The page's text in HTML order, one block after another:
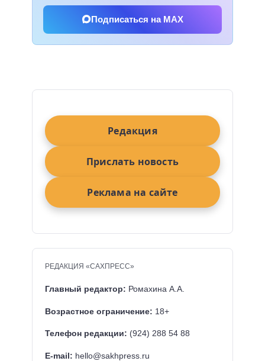
Подписаться на MAX
Редакция
Прислать новость
Реклама на сайте
РЕДАКЦИЯ «САХПРЕСС»
Главный редактор: Ромахина А.А.
Возрастное ограничение: 18+
Телефон редакции: (924) 288 54 88
E-mail: hello@sakhpress.ru